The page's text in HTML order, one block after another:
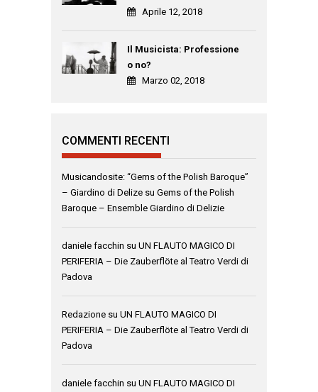
Aprile 12, 2018
Il Musicista: Professione
o no?
Marzo 02, 2018
COMMENTI RECENTI
Musicandosite: “Gems of the Polish Baroque”
– Giardino di Delize su Gems of the Polish
Baroque – Ensemble Giardino di Delizie
daniele facchin su UN FLAUTO MAGICO DI
PERIFERIA – Die Zauberflöte al Teatro Verdi di
Padova
Redazione su UN FLAUTO MAGICO DI
PERIFERIA – Die Zauberflöte al Teatro Verdi di
Padova
daniele facchin su UN FLAUTO MAGICO DI